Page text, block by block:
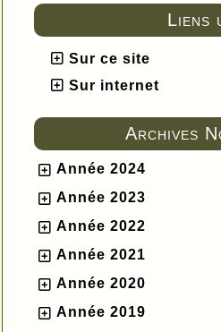
Liens
Sur ce site
Sur internet
Archives
Année 2024
Année 2023
Année 2022
Année 2021
Année 2020
Année 2019